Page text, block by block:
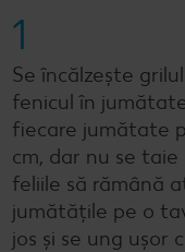
1
Se încălzește
fenicul în
fiecare jumătate
cm, dar nu se
feliile să rămână
jumătățile pe o
jos și se ung ușor